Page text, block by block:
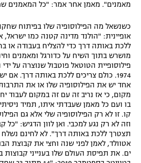
מאמנים". מאמן אחר אמר: "כל המאמנים
כשנשאל מה הפילוסופיה שלו בפיתוח
אופיינית: "הולנד מדינה קטנה כמו ישראל,
ללכת באותה דרך כדי להצליח בעבודה או
מושרש בתוך השיח על כדורגל ומאמנים
פילוסופיית הטוטאל פוטבול שנוצרה על ידי
אחד יש את הפילוסופיה שלו או את
מקום, כי אז נריב זה עם זה במקום לעבוד
בו ועם כל מאמן שעבדתי איתו, תמיד
קו. זו לא רק הפילוסופיה שלי אלא גם
וזה לא רק נגע למכבי. ואן לוון הדגיש: "כל
תצטרך ללכת באותה דרך". לא לחינם נשלח
אטוולד, לאמן לפני שנה וחצי את קבוצת
ים. את תפיסת העולם שלו בענייני קבוצות